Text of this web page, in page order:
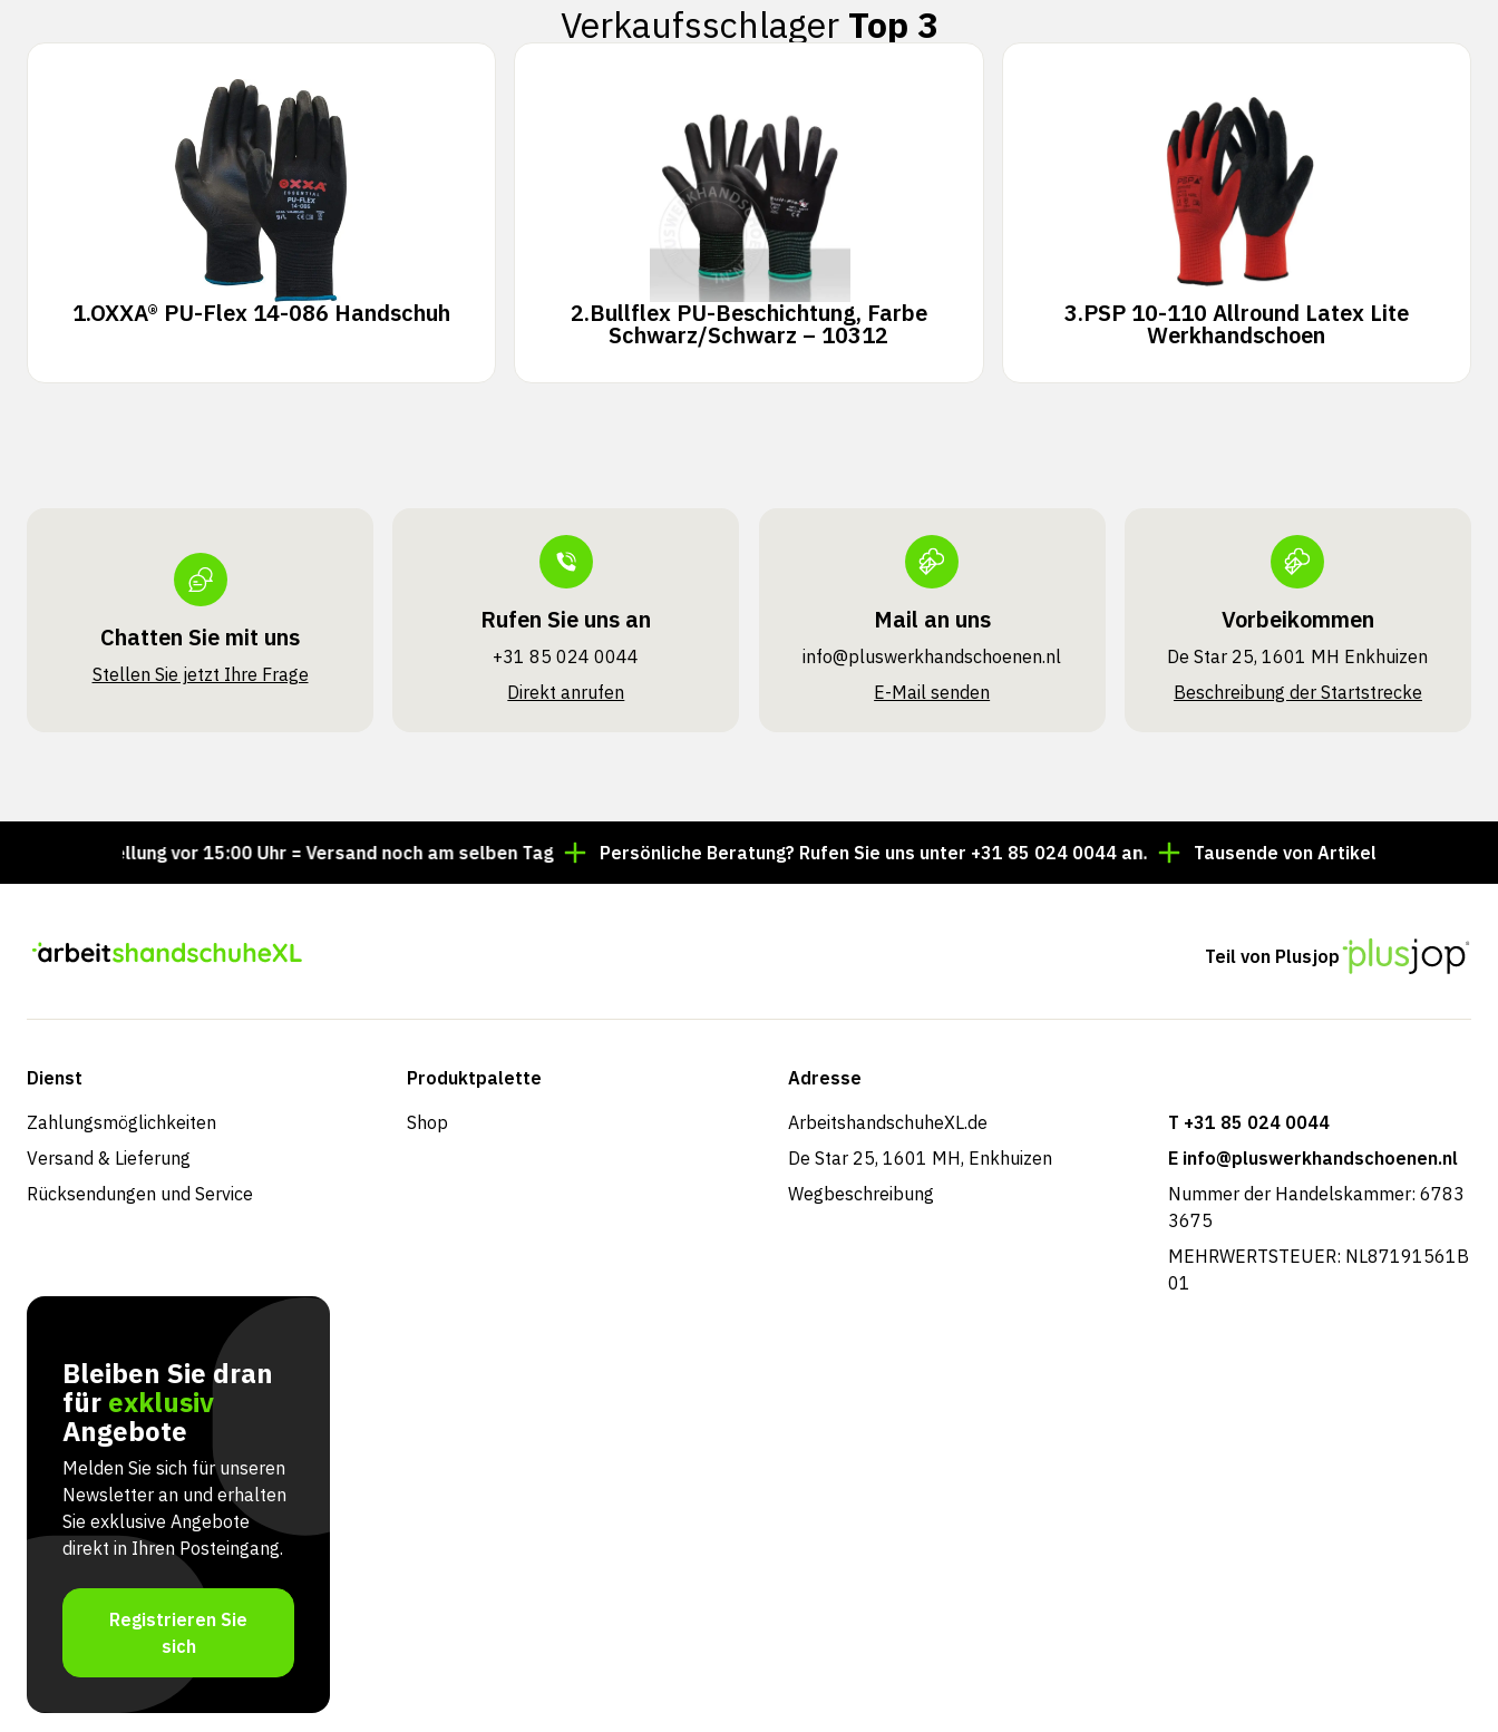
Verkaufsschlager Top 3
1.OXXA® PU-Flex 14-086 Handschuh 2.Bullflex PU-Beschichtung, Farbe
Schwarz/Schwarz – 10312
3.PSP 10-110 Allround Latex Lite
Werkhandschoen
Chatten Sie mit uns
Stellen Sie jetzt Ihre Frage
Rufen Sie uns an
+31 85 024 0044
Direkt anrufen
Mail an uns
info@pluswerk­handschoenen.nl
E-Mail senden
Vorbeikommen
De Star 25, 1601 MH Enkhuizen
Beschreibung der Startstrecke
vor 15:00 Uhr = Versand noch am selben Tag Persönliche Beratung? Rufen Sie uns unter +31 85 024 0044 an. Tausende von Artikeln immer auf Lager!
Teil von Plusjop
Dienst
Zahlungsmöglichkeiten
Versand & Lieferung
Rücksendungen und Service
Produktpalette
Shop
Adresse
ArbeitshandschuheXL.de
De Star 25, 1601 MH, Enkhuizen
Wegbeschreibung
T +31 85 024 0044
E info@pluswerkhandschoenen.nl
Nummer der Handelskammer: 6783
3675
MEHRWERTSTEUER: NL87191561B
01
Bleiben Sie dran
für exklusiv
Angebote
Melden Sie sich für unseren
Newsletter an und erhalten
Sie exklusive Angebote
direkt in Ihren Posteingang.
Registrieren Sie
sich